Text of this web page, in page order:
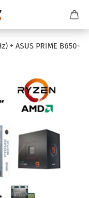
+ ASUS PRIME B650-